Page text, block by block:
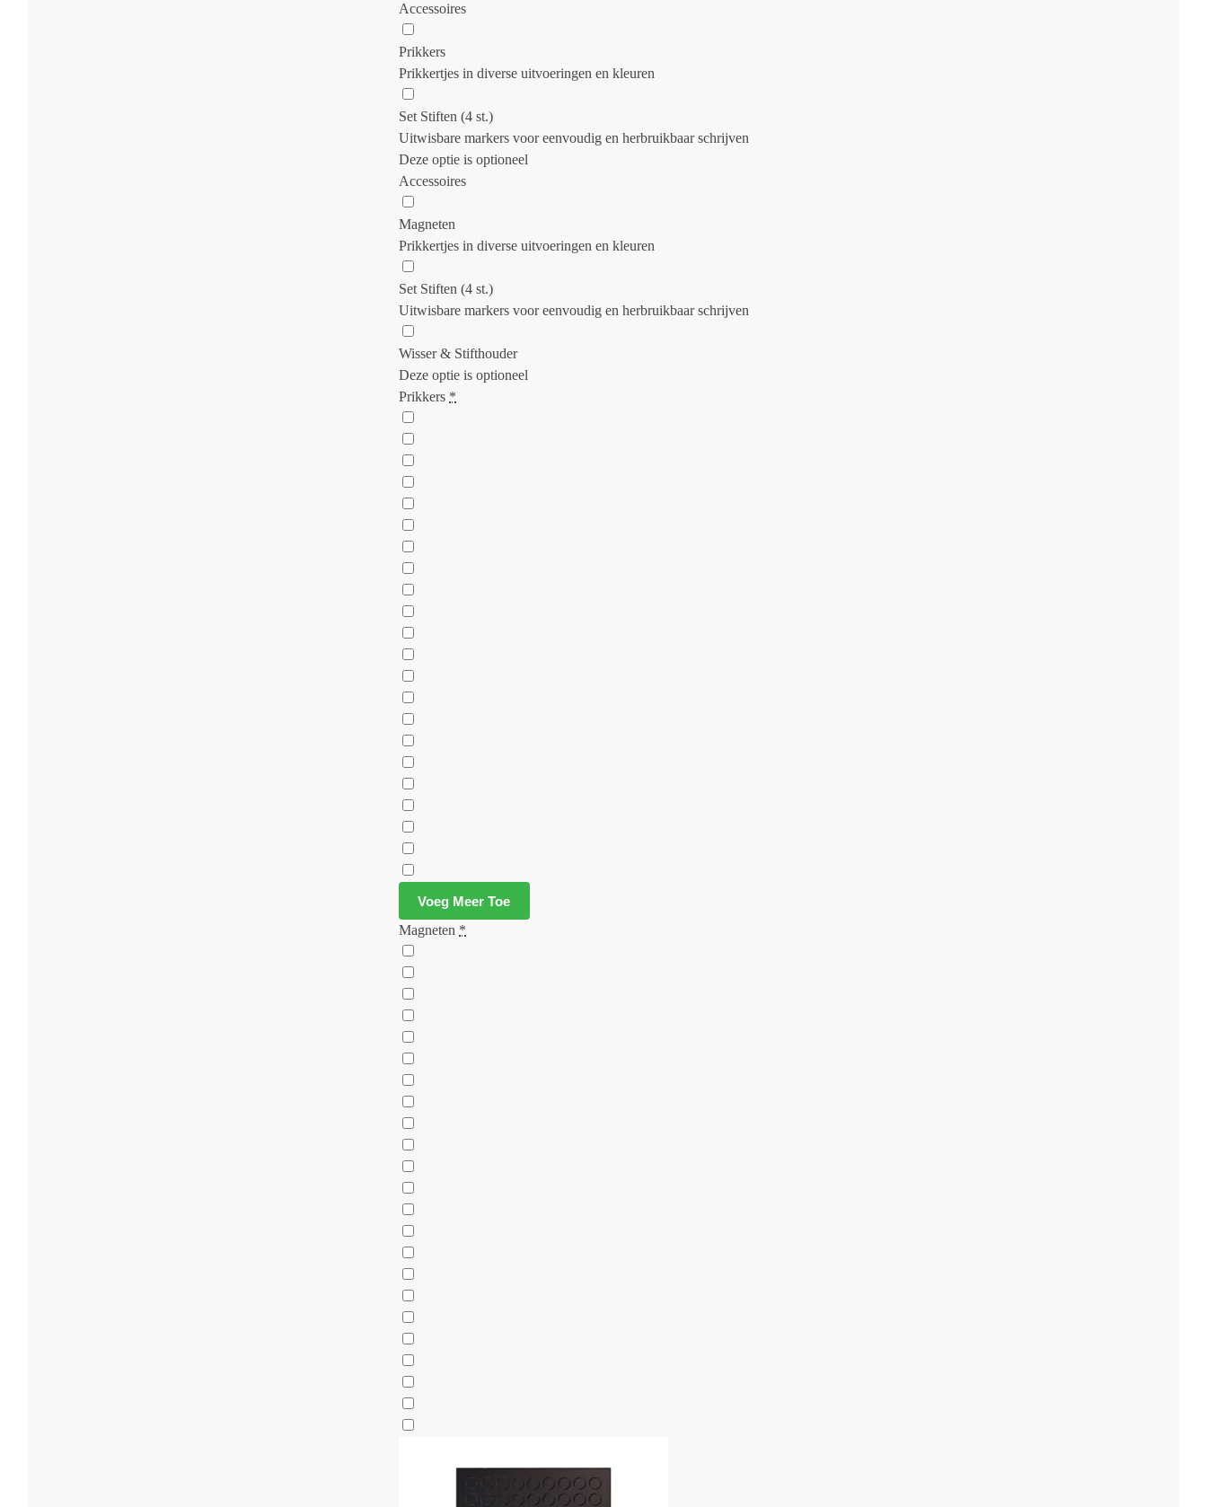
Accessoires
Prikkers
Prikkertjes in diverse uitvoeringen en kleuren
Set Stiften (4 st.)
Uitwisbare markers voor eenvoudig en herbruikbaar schrijven
Deze optie is optioneel
Accessoires
Magneten
Prikkertjes in diverse uitvoeringen en kleuren
Set Stiften (4 st.)
Uitwisbare markers voor eenvoudig en herbruikbaar schrijven
Wisser & Stifthouder
Deze optie is optioneel
Prikkers *
Voeg Meer Toe
Magneten *